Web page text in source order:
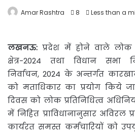
Amar Rashtra 8 Less than a
लखनऊ:प्रदेश में होने वाले लोक
क्षेत्र-2024 तथा विधान सभा
निर्वाचन, 2024 के अन्तर्गत
को मताधिकार का प्रयोग किये
दिवस को लोक प्रतिनिधित्व
में निहित प्राविधानानुसार अविरल
कार्यरत समस्त कर्मचारियों को